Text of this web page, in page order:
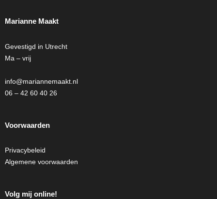
Marianne Maakt
Gevestigd in Utrecht
Ma – vrij
info@mariannemaakt.nl
06 – 42 60 40 26
Voorwaarden
Privacybeleid
Algemene voorwaarden
Volg mij online!